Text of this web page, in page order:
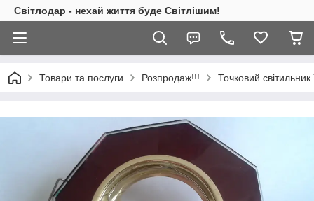
Світлодар - нехай життя буде Світлішим!
Товари та послуги Розпродаж!!! Точковий